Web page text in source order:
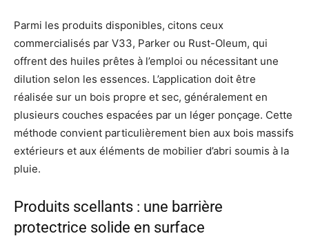
Parmi les produits disponibles, citons ceux
commercialisés par V33, Parker ou Rust-Oleum, qui
offrent des huiles prêtes à l’emploi ou nécessitant une
dilution selon les essences. L’application doit être
réalisée sur un bois propre et sec, généralement en
plusieurs couches espacées par un léger ponçage. Cette
méthode convient particulièrement bien aux bois massifs
extérieurs et aux éléments de mobilier d’abri soumis à la
pluie.
Produits scellants : une barrière
protectrice solide en surface